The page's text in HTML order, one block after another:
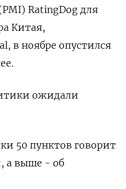
RatingDog для
Китая,
в ноябре опустился
ожидали
50 пунктов говорит
а выше - об